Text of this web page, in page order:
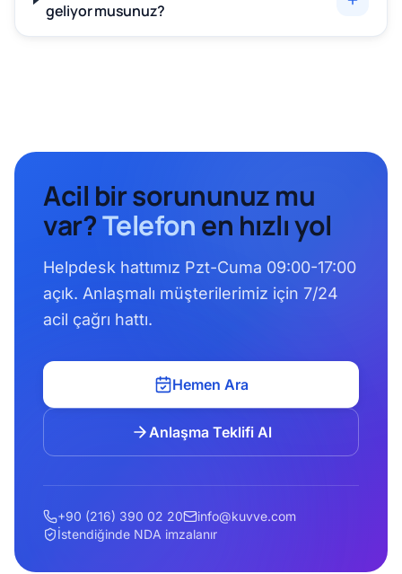
geliyor musunuz?
Acil bir sorununuz mu
var?Telefonen hızlı yol
Helpdesk hattımız Pzt-Cuma 09:00-17:00
açık. Anlaşmalı müşterilerimiz için 7/24
acil çağrı hattı.
Hemen Ara
Anlaşma Teklifi Al
+90 (216) 390 02 20
info@kuvve.com
İstendiğinde NDA imzalanır